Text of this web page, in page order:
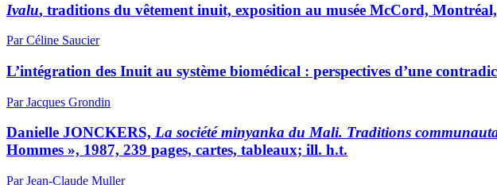
Ivalu, traditions du vêtement inuit, exposition au musée McCord,
Par Céline Saucier
L’intégration des Inuit au système biomédical : perspectives d’une
Par Jacques Grondin
Danielle JONCKERS, La société minyanka du Mali. Traditions
Hommes », 1987, 239 pages, cartes, tableaux; ill. h.t.
Par Jean-Claude Muller